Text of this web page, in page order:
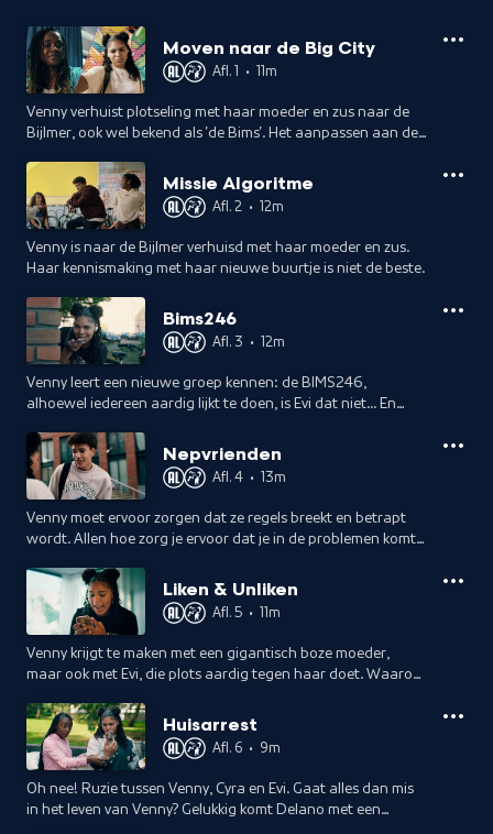
Moven naar de Big City
Afl. 1 • 11m
Venny verhuist plotseling met haar moeder en zus naar de
Bijlmer, ook wel bekend als 'de Bims'. Het aanpassen aan de
Missie Algoritme
Afl. 2 • 12m
Venny is naar de Bijlmer verhuisd met haar moeder en zus.
Haar kennismaking met haar nieuwe buurtje is niet de beste.
Bims246
Afl. 3 • 12m
Venny leert een nieuwe groep kennen: de BIMS246,
alhoewel iedereen aardig lijkt te doen, is Evi dat niet... En
Nepvrienden
Afl. 4 • 13m
Venny moet ervoor zorgen dat ze regels breekt en betrapt
wordt. Allen hoe zorg je ervoor dat je in de problemen komt?
Liken & Unliken
Afl. 5 • 11m
Venny krijgt te maken met een gigantisch boze moeder,
maar ook met Evi, die plots aardig tegen haar doet. Waarom
Huisarrest
Afl. 6 • 9m
Oh nee! Ruzie tussen Venny, Cyra en Evi. Gaat alles dan mis
in het leven van Venny? Gelukkig komt Delano met een